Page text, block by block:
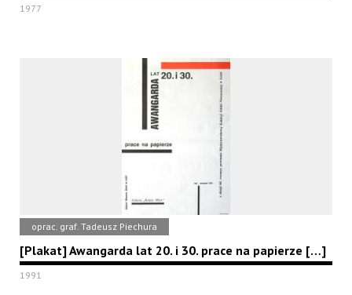
1977
oprac. graf. Tadeusz Piechura
[Plakat] Awangarda lat 20. i 30. prace na papierze […]
1991